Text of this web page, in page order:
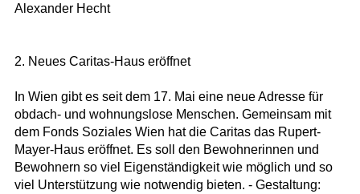
Alexander Hecht
2. Neues Caritas-Haus eröffnet
In Wien gibt es seit dem 17. Mai eine neue Adresse für
obdach- und wohnungslose Menschen. Gemeinsam mit
dem Fonds Soziales Wien hat die Caritas das Rupert-
Mayer-Haus eröffnet. Es soll den Bewohnerinnen und
Bewohnern so viel Eigenständigkeit wie möglich und so
viel Unterstützung wie notwendig bieten. - Gestaltung: